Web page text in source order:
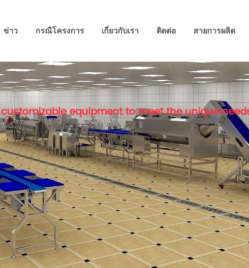
ข่าว กรณีโครงการ เกี่ยวกับเรา ติดต่อ สายการผลิต
equipment to meet the unique